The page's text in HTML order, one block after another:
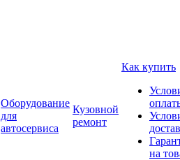
Оборудование
для
автосервиса
Кузовной
ремонт
Как купить
на